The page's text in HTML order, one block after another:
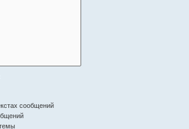
сообщений